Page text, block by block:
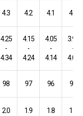
4.3 4.2 4.1 4.0
4.25
-
4.34
4.15
-
4.24
4.05
-
4.14
3.95
-
4.04
98 97 96 95
2.0 1.9 1.8 1.7